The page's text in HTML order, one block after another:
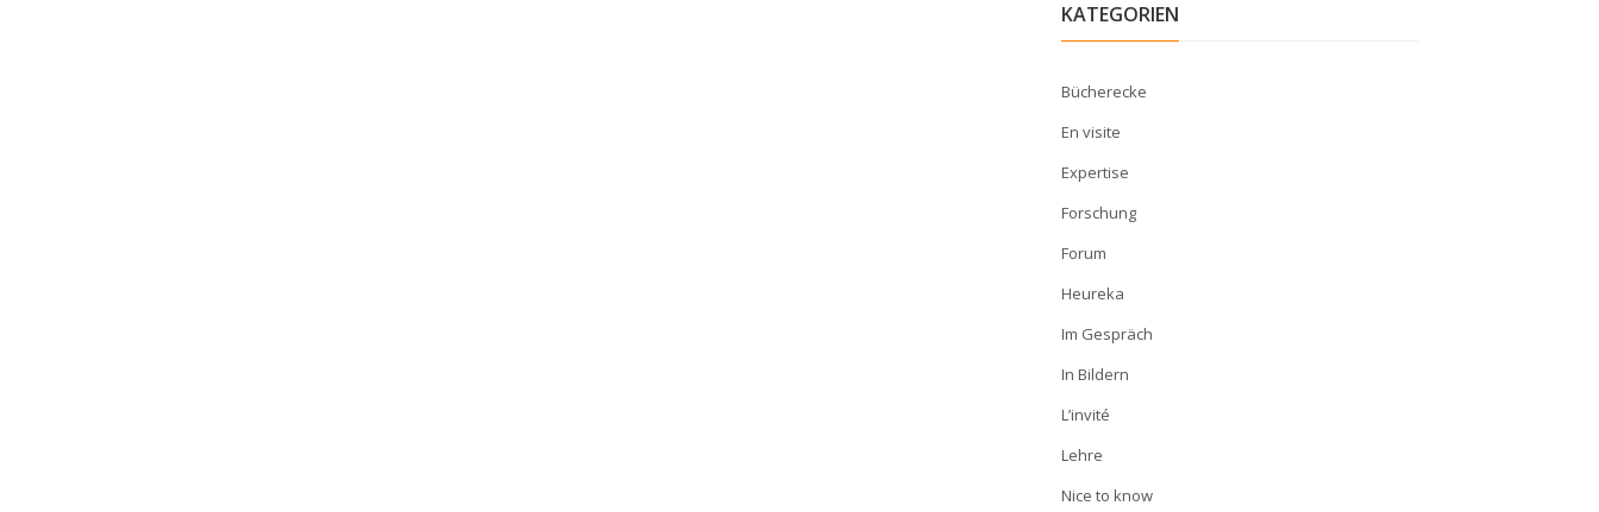
KATEGORIEN
Bücherecke
En visite
Expertise
Forschung
Forum
Heureka
Im Gespräch
In Bildern
L’invité
Lehre
Nice to know